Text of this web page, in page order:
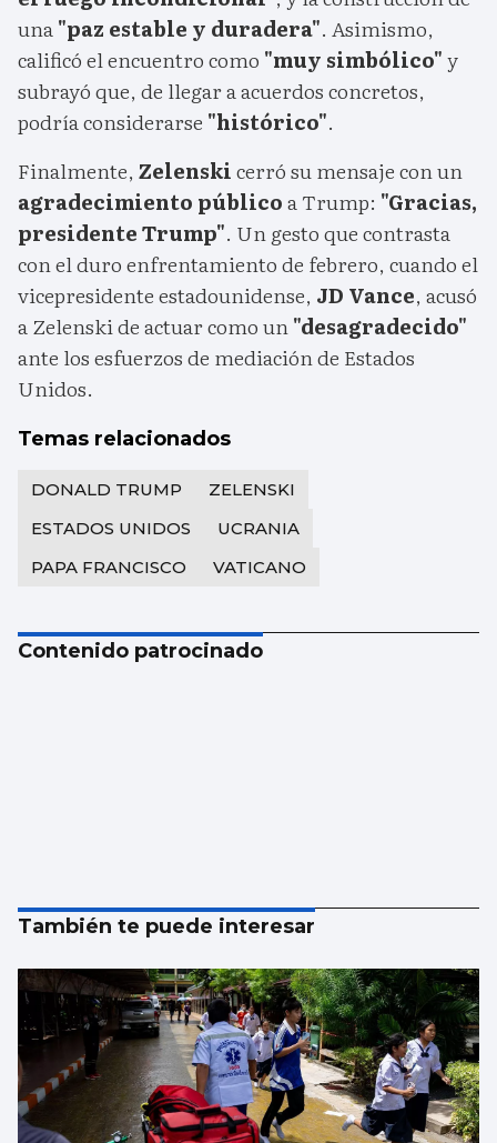
una"paz estable y duradera". Asimismo,
calificó el encuentro como "muy simbólico"y
subrayó que, de llegar a acuerdos concretos,
podría considerarse "histórico".
Finalmente, Zelenskicerró su mensaje con un
agradecimiento públicoa Trump: "Gracias,
presidente Trump". Un gesto que contrasta
con el duro enfrentamiento de febrero, cuando el
vicepresidente estadounidense, JD Vance, acusó
a Zelenski de actuar como un"desagradecido"
ante los esfuerzos de mediación de Estados
Unidos.
Temas relacionados
DONALD TRUMP
ZELENSKI
ESTADOS UNIDOS
UCRANIA
PAPA FRANCISCO
VATICANO
Contenido patrocinado
También te puede interesar